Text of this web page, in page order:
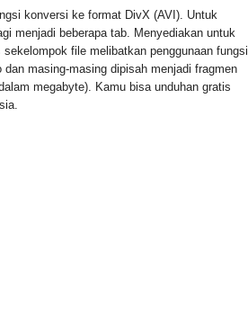
konversi ke format DivX (AVI). Untuk
menjadi beberapa tab. Menyediakan untuk
file melibatkan penggunaan fungsi
masing-masing dipisah menjadi fragmen
megabyte). Kamu bisa unduhan gratis